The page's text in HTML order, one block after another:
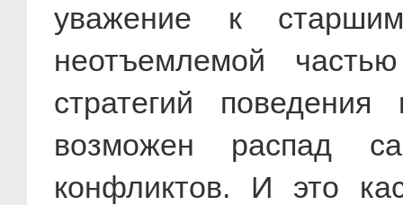
уважение к
неотъемлемой
стратегий
возможен распад
конфликтов. И это